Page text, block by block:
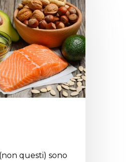
(non questi) sono